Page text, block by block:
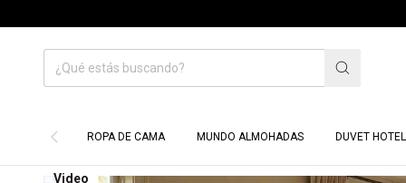
ROPA DE CAMA MUNDO ALMOHADAS DUVET HOTEL
Video